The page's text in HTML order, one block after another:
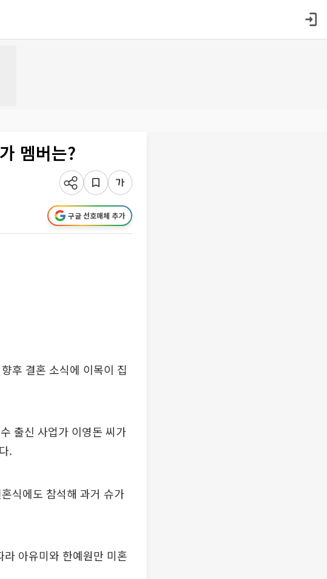
멤버는?
구글 선호매체 추가
후 결혼 소식에 이목이 집
출신 사업가 이영돈 씨가
.
식에도 참석해 과거 슈가
아유미와 한예원만 미혼